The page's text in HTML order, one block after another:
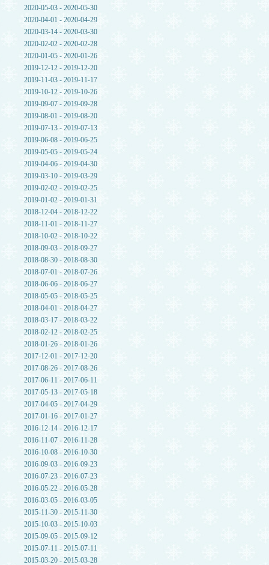
2020-05-03 - 2020-05-30
2020-04-01 - 2020-04-29
2020-03-14 - 2020-03-30
2020-02-02 - 2020-02-28
2020-01-05 - 2020-01-26
2019-12-12 - 2019-12-20
2019-11-03 - 2019-11-17
2019-10-12 - 2019-10-26
2019-09-07 - 2019-09-28
2019-08-01 - 2019-08-20
2019-07-13 - 2019-07-13
2019-06-08 - 2019-06-25
2019-05-05 - 2019-05-24
2019-04-06 - 2019-04-30
2019-03-10 - 2019-03-29
2019-02-02 - 2019-02-25
2019-01-02 - 2019-01-31
2018-12-04 - 2018-12-22
2018-11-01 - 2018-11-27
2018-10-02 - 2018-10-22
2018-09-03 - 2018-09-27
2018-08-30 - 2018-08-30
2018-07-01 - 2018-07-26
2018-06-06 - 2018-06-27
2018-05-05 - 2018-05-25
2018-04-01 - 2018-04-27
2018-03-17 - 2018-03-22
2018-02-12 - 2018-02-25
2018-01-26 - 2018-01-26
2017-12-01 - 2017-12-20
2017-08-26 - 2017-08-26
2017-06-11 - 2017-06-11
2017-05-13 - 2017-05-18
2017-04-05 - 2017-04-29
2017-01-16 - 2017-01-27
2016-12-14 - 2016-12-17
2016-11-07 - 2016-11-28
2016-10-08 - 2016-10-30
2016-09-03 - 2016-09-23
2016-07-23 - 2016-07-23
2016-05-22 - 2016-05-28
2016-03-05 - 2016-03-05
2015-11-30 - 2015-11-30
2015-10-03 - 2015-10-03
2015-09-05 - 2015-09-12
2015-07-11 - 2015-07-11
2015-03-20 - 2015-03-28